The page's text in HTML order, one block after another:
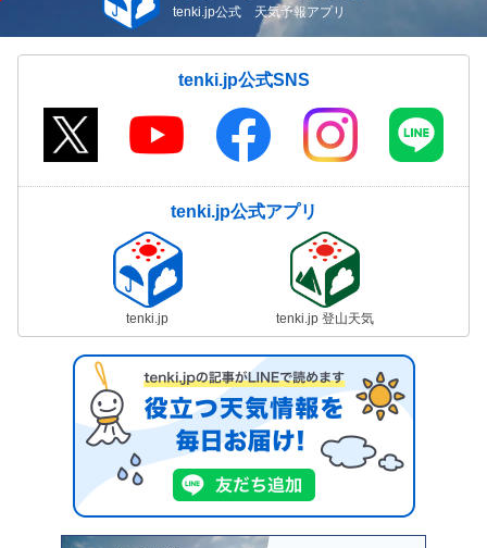
tenki.jp公式 天気予報アプリ
tenki.jp公式SNS
tenki.jp公式アプリ
tenki.jp tenki.jp 登山天気